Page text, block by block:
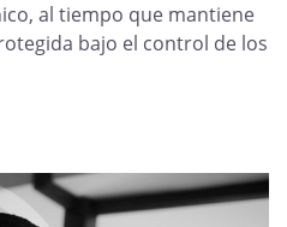
al tiempo que mantiene
bajo el control de los